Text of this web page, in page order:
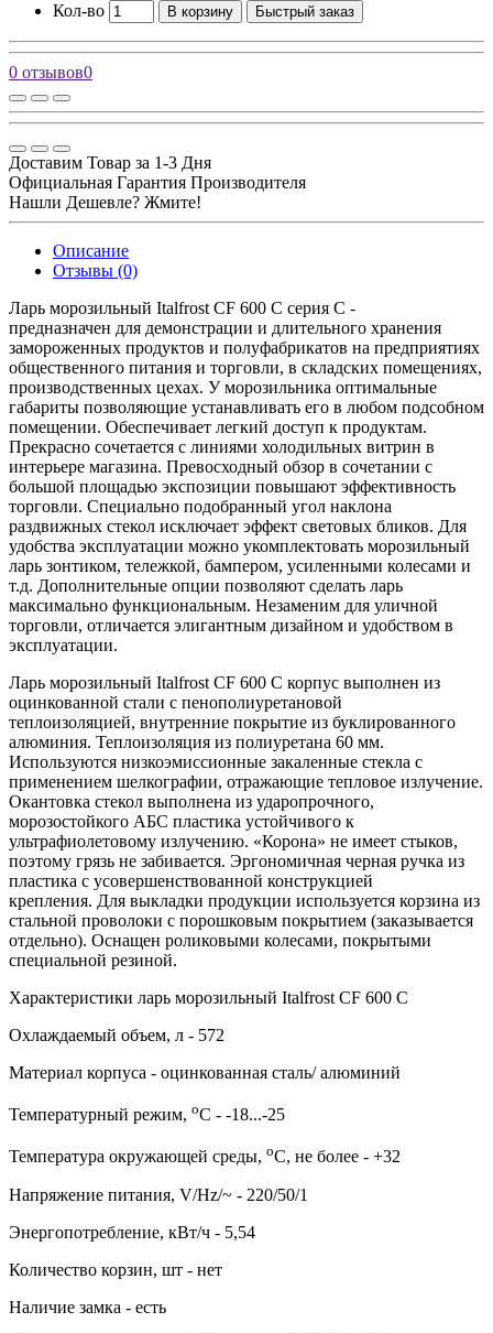
Кол-во В корзину Быстрый заказ
0 отзывов0
Доставим Товар за 1-3 Дня
Официальная Гарантия Производителя
Нашли Дешевле? Жмите!
Описание
Отзывы (0)
Ларь морозильный Italfrost CF 600 C серия C -
предназначен для демонстрации и длительного хранения
замороженных продуктов и полуфабрикатов на предприятиях
общественного питания и торговли, в складских помещениях,
производственных цехах. У морозильника оптимальные
габариты позволяющие устанавливать его в любом подсобном
помещении. Обеспечивает легкий доступ к продуктам.
Прекрасно сочетается с линиями холодильных витрин в
интерьере магазина. Превосходный обзор в сочетании с
большой площадью экспозиции повышают эффективность
торговли. Специально подобранный угол наклона
раздвижных стекол исключает эффект световых бликов. Для
удобства эксплуатации можно укомплектовать морозильный
ларь зонтиком, тележкой, бампером, усиленными колесами и
т.д. Дополнительные опции позволяют сделать ларь
максимально функциональным. Незаменим для уличной
торговли, отличается элигантным дизайном и удобством в
эксплуатации.
Ларь морозильный Italfrost CF 600 C корпус выполнен из
оцинкованной стали с пенополиуретановой
теплоизоляцией, внутренние покрытие из буклированного
алюминия. Теплоизоляция из полиуретана 60 мм.
Используются низкоэмиссионные закаленные стекла с
применением шелкографии, отражающие тепловое излучение.
Окантовка стекол выполнена из ударопрочного,
морозостойкого АБС пластика устойчивого к
ультрафиолетовому излучению. «Корона» не имеет стыков,
поэтому грязь не забивается. Эргономичная черная ручка из
пластика с усовершенствованной конструкцией
крепления. Для выкладки продукции используется корзина из
стальной проволоки с порошковым покрытием (заказывается
отдельно). Оснащен роликовыми колесами, покрытыми
специальной резиной.
Характеристики ларь морозильный Italfrost CF 600 C
Охлаждаемый объем, л - 572
Материал корпуса - оцинкованная сталь/ алюминий
Температурный режим, оC - -18...-25
Температура окружающей среды, оC, не более - +32
Напряжение питания, V/Hz/~ - 220/50/1
Энергопотребление, кВт/ч - 5,54
Количество корзин, шт - нет
Наличие замка - есть